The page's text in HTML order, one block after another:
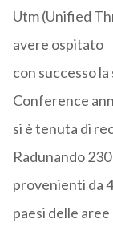
Utm (Unified
avere ospitato
con successo
Conference
si è tenuta di
Radunando
provenienti da
paesi delle